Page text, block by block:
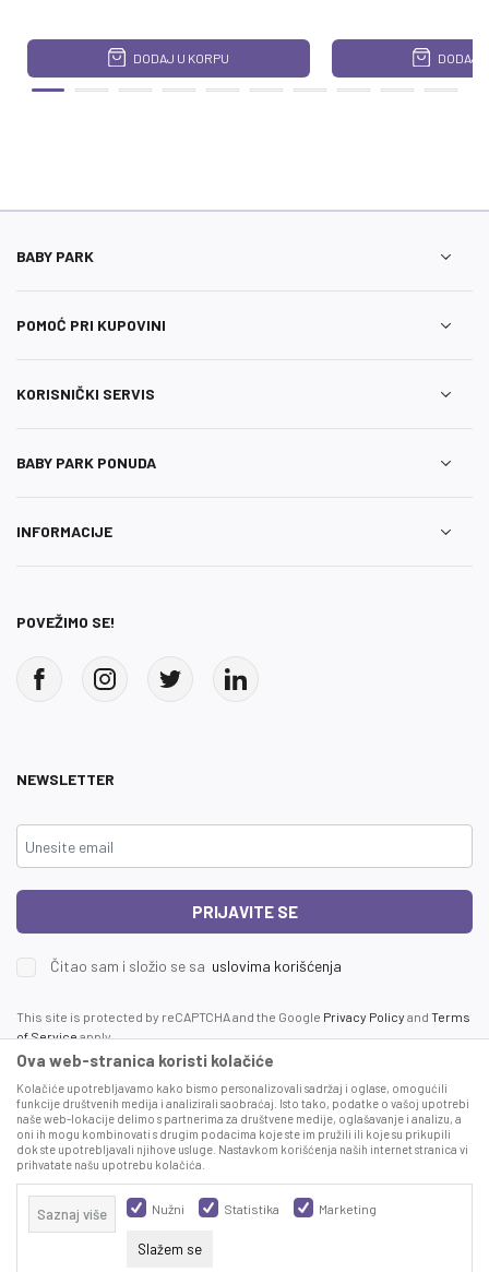
DODAJ U KORPU DODAJ
BABY PARK
POMOĆ PRI KUPOVINI
KORISNIČKI SERVIS
BABY PARK PONUDA
INFORMACIJE
POVEŽIMO SE!
NEWSLETTER
PRIJAVITE SE
Čitao sam i složio se sa uslovima korišćenja
This site is protected by reCAPTCHA and the Google Privacy Policy and Terms
of Serviceapply.
Proizvode na sajtu nastojimo da opišemo što je preciznije moguće, ali ne
možemo garantovati da su svi podaci i fotografije, navedeni u okrviru proizvoda,
u potpunosti kompletni i bez grešaka. Svi artikli prikazani na sajtu su deo naše
ponude, ali ne podrazumeva da su dostupni u svakom trenutku.
Ova web-stranica koristi kolačiće
Kolačiće upotrebljavamo kako bismo personalizovali sadržaj i oglase, omogućili
funkcije društvenih medija i analizirali saobraćaj. Isto tako, podatke o vašoj upotrebi
naše web-lokacije delimo s partnerima za društvene medije, oglašavanje i analizu, a
oni ih mogu kombinovati s drugim podacima koje ste im pružili ili koje su prikupili
dok ste upotrebljavali njihove usluge. Nastavkom korišćenja naših internet stranica vi
prihvatate našu upotrebu kolačića.
Nužni Statistika Marketing
Saznaj više
Slažem se